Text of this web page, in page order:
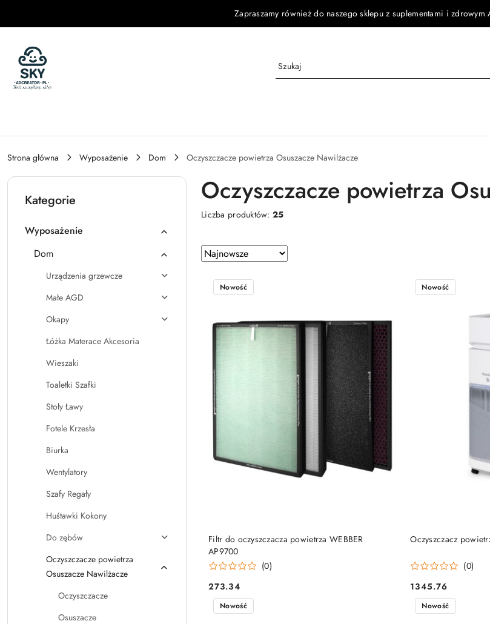
Zapraszamy również do naszego sklepu z suplementami i zdrowym
Strona główna Wyposażenie Dom Oczyszczacze powietrza Osuszacze Nawilżacze
Kategorie
Wyposażenie
Dom
Urządzenia grzewcze
Małe AGD
Okapy
Łóżka Materace Akcesoria
Wieszaki
Toaletki Szafki
Stoły Ławy
Fotele Krzesła
Biurka
Wentylatory
Szafy Regały
Huśtawki Kokony
Do zębów
Oczyszczacze powietrza
Osuszacze Nawilżacze
Oczyszczacze
Osuszacze
Oczyszczacze powietrza
Liczba produktów:25
Zastosowano
sortowanie:
Najnowsze.
Sortuj
według
Filtr do oczyszczacza powietrza WEBBER
AP9700
(0)
Cena:
273.34
Nowość
DO KOSZYKA Oczyszczacz
(0)
Cena:
1345.76
Nowość
Nowość Nowość